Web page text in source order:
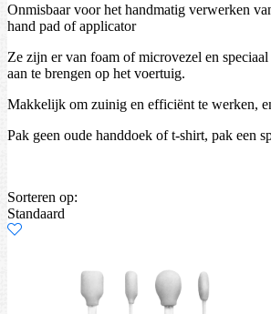
Onmisbaar voor het handmatig verwerken
hand pad of applicator
Ze zijn er van foam of microvezel en
aan te brengen op het voertuig.
Makkelijk om zuinig en efficiënt te werken,
Pak geen oude handdoek of t-shirt, pak een
Sorteren op:
Standaard